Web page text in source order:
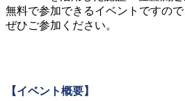
無料で参加できるイベントですの
ぜひご参加ください。
【イベント概要】